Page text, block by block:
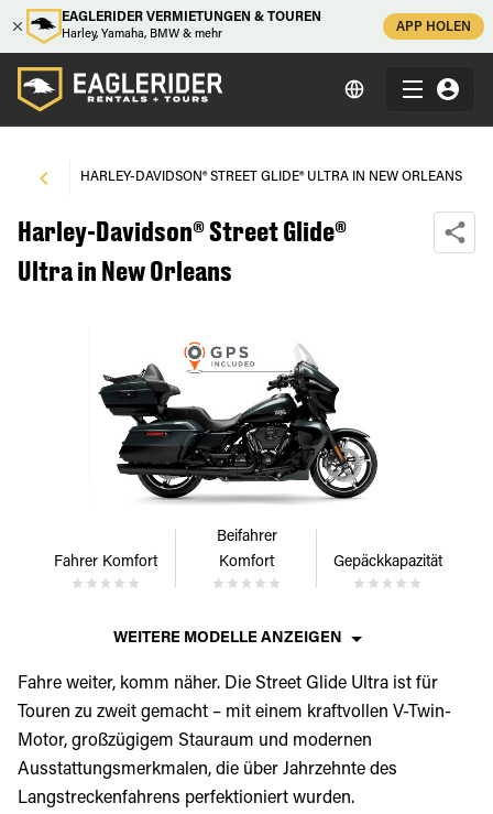
EAGLERIDER VERMIETUNGEN & TOUREN
Harley, Yamaha, BMW & mehr
APP HOLEN
HARLEY-DAVIDSON® STREET GLIDE® ULTRA IN NEW ORLEANS
Harley-Davidson® Street Glide®
Ultra in New Orleans
Fahrer Komfort
Beifahrer
Komfort
Gepäckkapazität
WEITERE MODELLE ANZEIGEN
Fahre weiter, komm näher. Die Street Glide Ultra ist für
Touren zu zweit gemacht – mit einem kraftvollen V-Twin-
Motor, großzügigem Stauraum und modernen
Ausstattungsmerkmalen, die über Jahrzehnte des
Langstreckenfahrens perfektioniert wurden.